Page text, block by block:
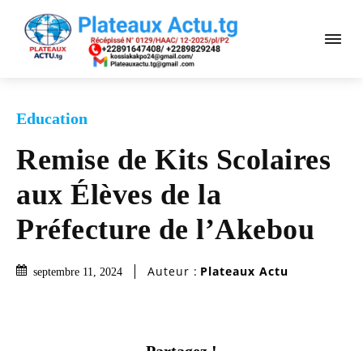
Education
Remise de Kits Scolaires
aux Élèves de la
Préfecture de l’Akebou
septembre 11, 2024 Auteur : Plateaux Actu